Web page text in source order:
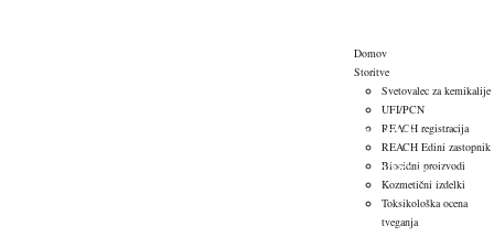
Domov
Storitve
Svetovalec za kemikalije
UFI/PCN
REACH registracija
REACH Edini zastopnik
Biocidni proizvodi
Kozmetični izdelki
Toksikološka ocena
tveganja
Projekt identifikacije SVHC snovi
Projekt identifikacije SVHC snovi